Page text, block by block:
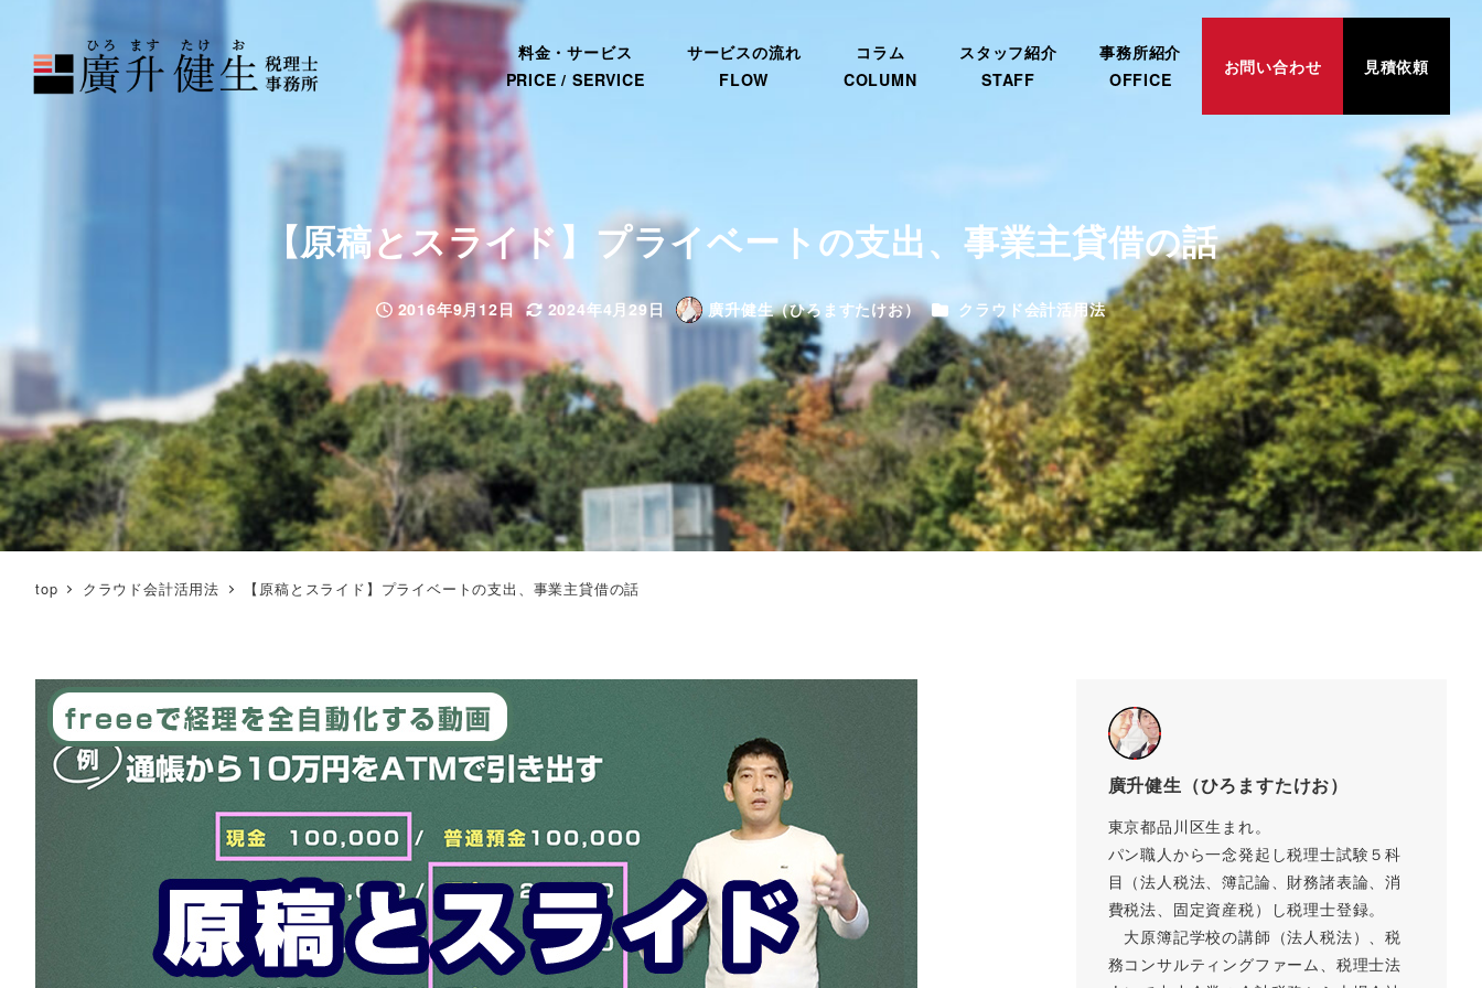
料金・サービス
PRICE / SERVICE
サービスの流れ
FLOW
コラム
COLUMN
スタッフ紹介
STAFF
事務所紹介
OFFICE
お問い合わせ 見積依頼
【原稿とスライド】プライベートの支出、事業主貸借の話
投稿日
2016年9月12日
更新日
2024年4月29日
著
廣升健生（ひろますたけお） カテゴリー
クラウド会計活用法
top クラウド会計活用法 【原稿とスライド】プライベートの支出、事業主貸借の話
廣升健生（ひろますたけお）
東京都品川区生まれ。
パン職人から一念発起し税理士試験５科
目（法人税法、簿記論、財務諸表論、消
費税法、固定資産税）し税理士登録。
大原簿記学校の講師（法人税法）、税
務コンサルティングファーム、税理士法